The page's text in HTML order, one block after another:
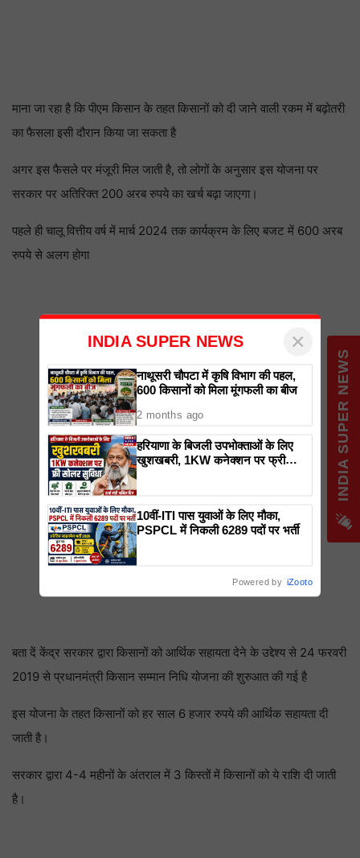
माना जा रहा है कि पीएम किसान के तहत किसानों को दी जाने वाली रकम में बढ़ोतरी
का फैसला इसी दौरान किया जा सकता है
अगर इस फैसले पर मंजूरी मिल जाती है, तो लोगों के अनुसार इस योजना पर
सरकार पर अतिरिक्त 200 अरब रुपये का खर्च बढ़ा जाएगा।
पहले ही चालू वित्तीय वर्ष में मार्च 2024 तक कार्यक्रम के लिए बजट में 600 अरब
रुपये से अलग होगा
बता दें केंद्र सरकार द्वारा किसानों को आर्थिक सहायता देने के उद्देश्य से 24 फरवरी
2019 से प्रधानमंत्री किसान सम्मान निधि योजना की शुरुआत की गई है
इस योजना के तहत किसानों को हर साल 6 हजार रुपये की आर्थिक सहायता दी
जाती है।
सरकार द्वारा 4-4 महीनों के अंतराल में 3 किस्तों में किसानों को ये राशि दी जाती
है।
INDIA SUPER NEWS
INDIA SUPER NEWS ×
नाथूसरी चौपटा में कृषि विभाग की पहल,
600 किसानों को मिला मूंगफली का बीज
2 months ago
हरियाणा के बिजली उपभोक्ताओं के लिए
खुशखबरी, 1KW कनेक्शन पर फ्री
10वीं-ITI पास युवाओं के लिए मौका,
PSPCL में निकली 6289 पदों पर भर्ती
Powered by iZooto